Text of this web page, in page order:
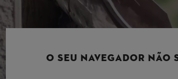
O SEU NAVEGADOR NÃO